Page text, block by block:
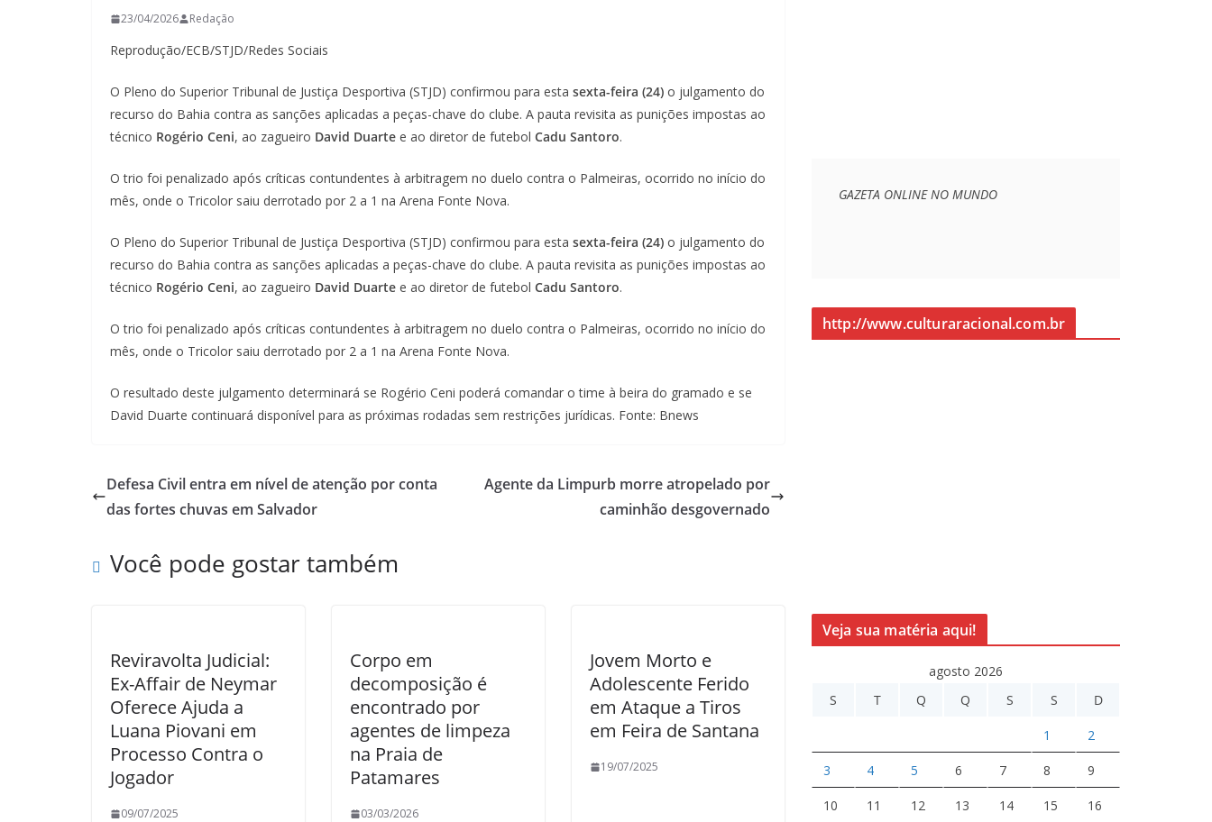
23/04/2026 Redação
Reprodução/ECB/STJD/Redes Sociais
O Pleno do Superior Tribunal de Justiça Desportiva (STJD) confirmou para esta sexta-feira (24) o julgamento do
recurso do Bahia contra as sanções aplicadas a peças-chave do clube. A pauta revisita as punições impostas ao
técnico Rogério Ceni, ao zagueiro David Duarte e ao diretor de futebol Cadu Santoro.
O trio foi penalizado após críticas contundentes à arbitragem no duelo contra o Palmeiras, ocorrido no início do
mês, onde o Tricolor saiu derrotado por 2 a 1 na Arena Fonte Nova.
O Pleno do Superior Tribunal de Justiça Desportiva (STJD) confirmou para esta sexta-feira (24) o julgamento do
recurso do Bahia contra as sanções aplicadas a peças-chave do clube. A pauta revisita as punições impostas ao
técnico Rogério Ceni, ao zagueiro David Duarte e ao diretor de futebol Cadu Santoro.
O trio foi penalizado após críticas contundentes à arbitragem no duelo contra o Palmeiras, ocorrido no início do
mês, onde o Tricolor saiu derrotado por 2 a 1 na Arena Fonte Nova.
O resultado deste julgamento determinará se Rogério Ceni poderá comandar o time à beira do gramado e se
David Duarte continuará disponível para as próximas rodadas sem restrições jurídicas. Fonte: Bnews
Defesa Civil entra em nível de atenção por conta
das fortes chuvas em Salvador
Agente da Limpurb morre atropelado por
caminhão desgovernado
Você pode gostar também
Reviravolta Judicial:
Ex-Affair de Neymar
Oferece Ajuda a
Luana Piovani em
Processo Contra o
Jogador
09/07/2025
Corpo em
decomposição é
encontrado por
agentes de limpeza
na Praia de
Patamares
03/03/2026
Jovem Morto e
Adolescente Ferido
em Ataque a Tiros
em Feira de Santana
19/07/2025
GAZETA ONLINE NO MUNDO
http://www.culturaracional.com.br
Veja sua matéria aqui!
agosto 2026
S
T Q Q S S D
1 2
3 4 5 6 7 8 9
10 11 12 13 14 15 16